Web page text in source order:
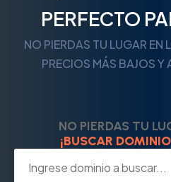
PERFECTO
NO PIERDAS TU LUGAR EN
PRECIOS MÁS BAJOS Y
NO PIERDAS TU
¡BUSCAR